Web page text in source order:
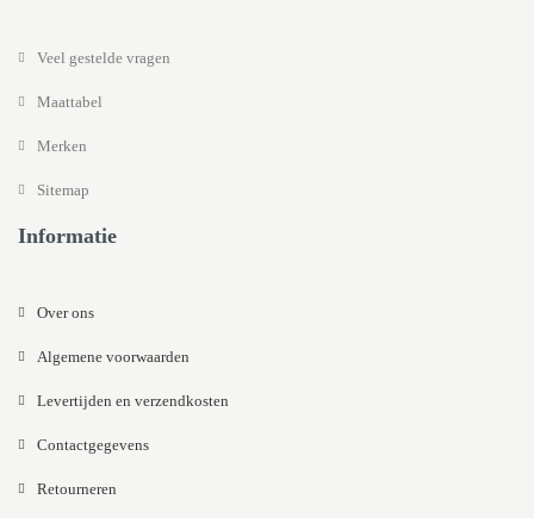
Veel gestelde vragen
Maattabel
Merken
Sitemap
Informatie
Over ons
Algemene voorwaarden
Levertijden en verzendkosten
Contactgegevens
Retourneren